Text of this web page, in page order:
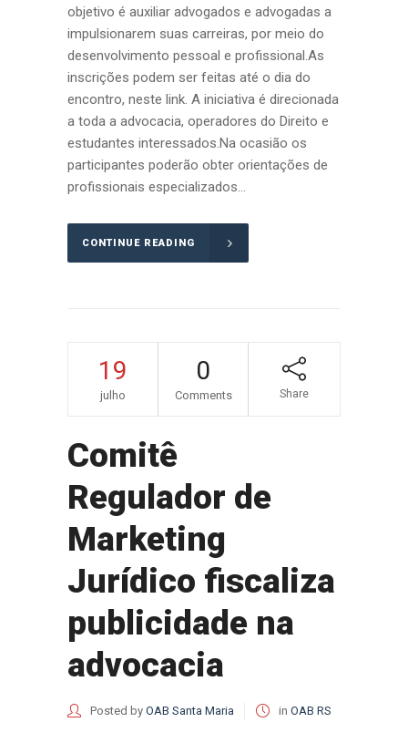
objetivo é auxiliar advogados e advogadas a
impulsionarem suas carreiras, por meio do
desenvolvimento pessoal e profissional.As
inscrições podem ser feitas até o dia do
encontro, neste link. A iniciativa é direcionada
a toda a advocacia, operadores do Direito e
estudantes interessados.Na ocasião os
participantes poderão obter orientações de
profissionais especializados...
CONTINUE READING
19
julho
0
Comments Share
Comitê
Regulador de
Marketing
Jurídico fiscaliza
publicidade na
advocacia
Posted by OAB Santa Maria in OAB RS